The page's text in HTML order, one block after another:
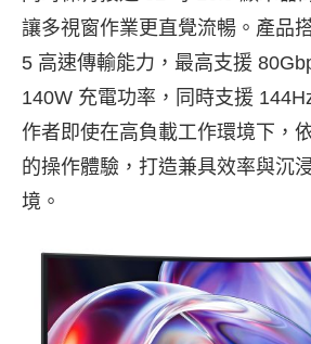
讓多視窗作業更直覺流暢。產品
5 高速傳輸能力，最高支援
140W 充電功率，同時支援
作者即使在高負載工作環境下，
的操作體驗，打造兼具效率與沉
境。